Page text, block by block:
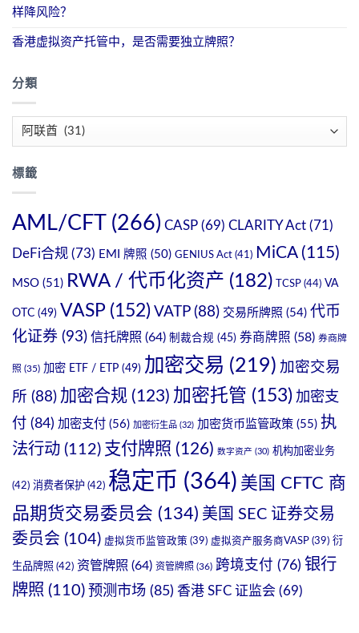
样降风险？
香港虚拟资产托管中，是否需要独立牌照？
分類
標籤
AML/CFT (266) CASP (69) CLARITY Act (71)
DeFi合规 (73) EMI 牌照 (50) GENIUS Act (41) MiCA(115)
MSO (51) RWA / 代币化资产 (182) TCSP (44) VA
OTC (49) VASP (152) VATP(88) 交易所牌照 (54) 代币
化证券 (93) 信托牌照 (64) 制裁合规 (45) 券商牌照 (58) 券商牌
照 (35) 加密 ETF / ETP (49) 加密交易 (219) 加密交易
所 (88) 加密合规 (123) 加密托管 (153) 加密支
付 (84) 加密支付 (56) 加密衍生品 (32) 加密货币监管政策 (55) 执
法行动 (112) 支付牌照 (126) 数字资产 (30) 机构加密业务
(42) 消费者保护 (42) 稳定币 (364) 美国 CFTC 商
品期货交易委员会 (134) 美国 SEC 证券交易
委员会 (104) 虚拟货币监管政策 (39) 虚拟资产服务商VASP (39) 衍
生品牌照 (42) 资管牌照 (64) 资管牌照 (36) 跨境支付 (76) 银行
牌照 (110) 预测市场 (85) 香港 SFC 证监会 (69)